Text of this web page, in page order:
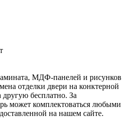
МДФ-панелей и рисунков
отделки двери на конктерной
бесплатно. За
может комплектоваться любыми
на нашем сайте.